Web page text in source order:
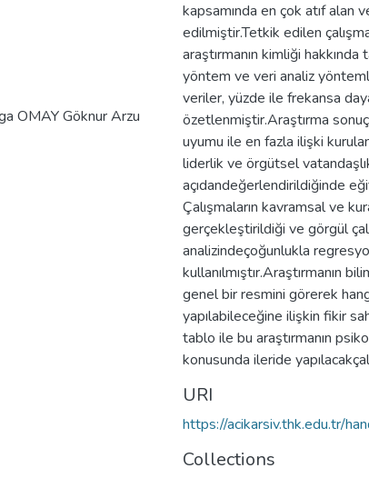
OMAY Göknur Arzu
kapsamında en çok atıf alan
edilmiştir.Tetkik edilen
araştırmanın kimliği
yöntem ve veri analiz
veriler, yüzde ile frekansa
özetlenmiştir.Araştırma
uyumu ile en fazla ilişki
liderlik ve örgütsel
açıdandeğerlendirildiğinde
Çalışmaların kavramsal ve
gerçekleştirildiği ve görgül
analizindeçoğunlukla
kullanılmıştır.Araştırmanın
genel bir resmini görerek
yapılabileceğine ilişkin fikir
tablo ile bu araştırmanın
konusunda ileride
URI
https://acikarsiv.thk.edu.tr/
Collections